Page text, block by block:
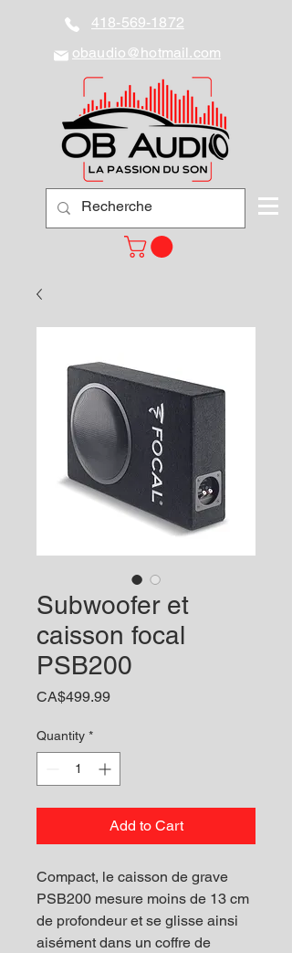
418-569-1872
obaudio@hotmail.com
Subwoofer et
caisson focal
PSB200
CA$499.99Price
Quantity *
Add to Cart
Compact, le caisson de grave
PSB200 mesure moins de 13 cm
de profondeur et se glisse ainsi
aisément dans un coffre de